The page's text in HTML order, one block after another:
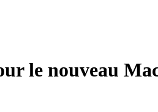
le nouveau